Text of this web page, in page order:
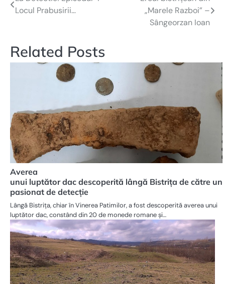
Locul Prabusirii…
„Marele Razboi” –
Sângeorzan Ioan
Related Posts
Averea
unui luptător dac descoperită lângă Bistrița de către un
pasionat de detecție
Lângă Bistrița, chiar în Vinerea Patimilor, a fost descoperită averea unui
luptător dac, constând din 20 de monede romane și…